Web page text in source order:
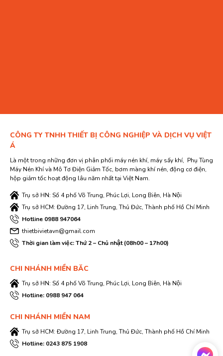
CÔNG TY TNHH THIẾT BỊ CÔNG NGHIỆP VÀ DỊCH VỤ VIỆT
Á
Là một trong những đơn vị phân phối máy nén khí, máy sấy khí, Phụ Tùng
Máy Nén Khí và Mô Tơ Điện Giảm Tốc, bơm màng khí nén, động cơ điện,
hộp giảm tốc hoạt động lâu năm nhất tại Việt Nam.
Trụ sở HN: Số 4 phố Võ Trung, Phúc Lợi, Long Biên, Hà Nội
Trụ sở HCM: Đường 17, Linh Trung, Thủ Đức, Thành phố Hồ Chí Minh
Hotline 0988 947064
thietbivietavn@gmail.com
Thời gian làm việc: Thứ 2 – Chủ nhật (08h00 – 17h00)
CHI NHÁNH MIỀN BĂC
Trụ sở HN: Số 4 phố Võ Trung, Phúc Lợi, Long Biên, Hà Nội
Hotline: 0988 947 064
CHI NHÁNH MIỀN NAM
Trụ sở HCM: Đường 17, Linh Trung, Thủ Đức, Thành phố Hồ Chí Minh
Hotline: 0243 875 1908